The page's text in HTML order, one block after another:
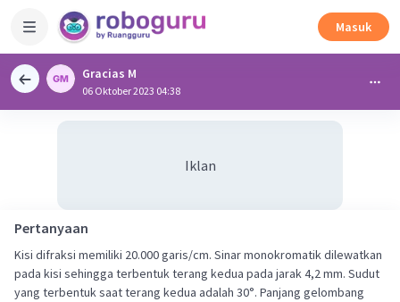
Masuk
Gracias M
06 Oktober 2023 04:38
Iklan
Pertanyaan
Kisi difraksi memiliki 20.000 garis/cm. Sinar monokromatik dilewatkan
pada kisi sehingga terbentuk terang kedua pada jarak 4,2 mm. Sudut
yang terbentuk saat terang kedua adalah 30°. Panjang gelombang